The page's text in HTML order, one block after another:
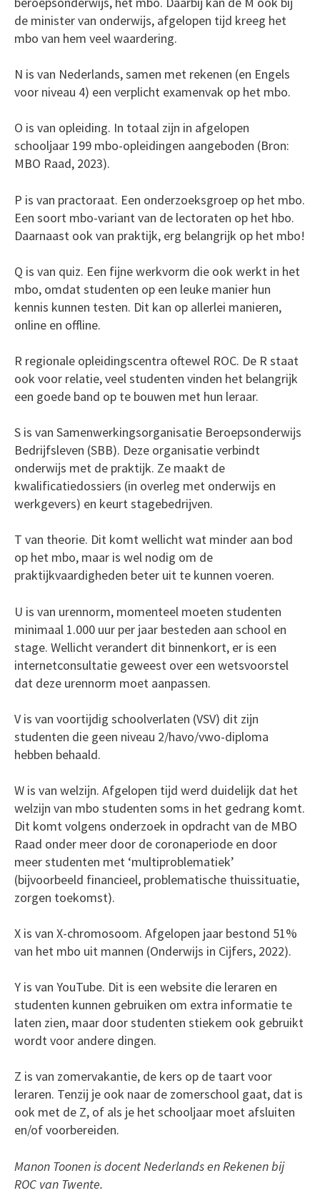
de minister van onderwijs, afgelopen tijd kreeg het
mbo van hem veel waardering.
N is van Nederlands, samen met rekenen (en Engels
voor niveau 4) een verplicht examenvak op het mbo.
O is van opleiding. In totaal zijn in afgelopen
schooljaar 199 mbo-opleidingen aangeboden (Bron:
MBO Raad, 2023).
P is van practoraat. Een onderzoeksgroep op het mbo.
Een soort mbo-variant van de lectoraten op het hbo.
Daarnaast ook van praktijk, erg belangrijk op het mbo!
Q is van quiz. Een fijne werkvorm die ook werkt in het
mbo, omdat studenten op een leuke manier hun
kennis kunnen testen. Dit kan op allerlei manieren,
online en offline.
R regionale opleidingscentra oftewel ROC. De R staat
ook voor relatie, veel studenten vinden het belangrijk
een goede band op te bouwen met hun leraar.
S is van Samenwerkingsorganisatie Beroepsonderwijs
Bedrijfsleven (SBB). Deze organisatie verbindt
onderwijs met de praktijk. Ze maakt de
kwalificatiedossiers (in overleg met onderwijs en
werkgevers) en keurt stagebedrijven.
T van theorie. Dit komt wellicht wat minder aan bod
op het mbo, maar is wel nodig om de
praktijkvaardigheden beter uit te kunnen voeren.
U is van urennorm, momenteel moeten studenten
minimaal 1.000 uur per jaar besteden aan school en
stage. Wellicht verandert dit binnenkort, er is een
internetconsultatie geweest over een wetsvoorstel
dat deze urennorm moet aanpassen.
V is van voortijdig schoolverlaten (VSV) dit zijn
studenten die geen niveau 2/havo/vwo-diploma
hebben behaald.
W is van welzijn. Afgelopen tijd werd duidelijk dat het
welzijn van mbo studenten soms in het gedrang komt.
Dit komt volgens onderzoek in opdracht van de MBO
Raad onder meer door de coronaperiode en door
meer studenten met ‘multiproblematiek’
(bijvoorbeeld financieel, problematische thuissituatie,
zorgen toekomst).
X is van X-chromosoom. Afgelopen jaar bestond 51%
van het mbo uit mannen (Onderwijs in Cijfers, 2022).
Y is van YouTube. Dit is een website die leraren en
studenten kunnen gebruiken om extra informatie te
laten zien, maar door studenten stiekem ook gebruikt
wordt voor andere dingen.
Z is van zomervakantie, de kers op de taart voor
leraren. Tenzij je ook naar de zomerschool gaat, dat is
ook met de Z, of als je het schooljaar moet afsluiten
en/of voorbereiden.
Manon Toonen is docent Nederlands en Rekenen bij
ROC van Twente.